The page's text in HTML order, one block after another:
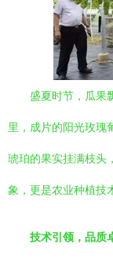
盛夏时节，瓜果
里，成片的阳光玫瑰
琥珀的果实挂满枝头
象，更是农业种植技
技术引领，品质